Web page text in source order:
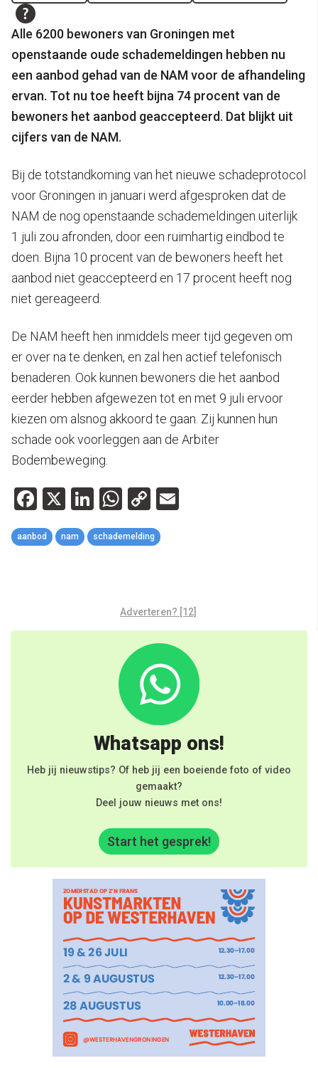
Alle 6200 bewoners van Groningen met
openstaande oude schademeldingen hebben nu
een aanbod gehad van de NAM voor de afhandeling
ervan. Tot nu toe heeft bijna 74 procent van de
bewoners het aanbod geaccepteerd. Dat blijkt uit
cijfers van de NAM.
Bij de totstandkoming van het nieuwe schadeprotocol
voor Groningen in januari werd afgesproken dat de
NAM de nog openstaande schademeldingen uiterlijk
1 juli zou afronden, door een ruimhartig eindbod te
doen. Bijna 10 procent van de bewoners heeft het
aanbod niet geaccepteerd en 17 procent heeft nog
niet gereageerd.
De NAM heeft hen inmiddels meer tijd gegeven om
er over na te denken, en zal hen actief telefonisch
benaderen. Ook kunnen bewoners die het aanbod
eerder hebben afgewezen tot en met 9 juli ervoor
kiezen om alsnog akkoord te gaan. Zij kunnen hun
schade ook voorleggen aan de Arbiter
Bodembeweging.
Facebook
X LinkedIn
WhatsApp
Copy
Link
aanbod nam schademelding
Adverteren? [12]
Whatsapp ons!
Heb jij nieuwstips? Of heb jij een boeiende foto of video
gemaakt?
Deel jouw nieuws met ons!
Start het gesprek!